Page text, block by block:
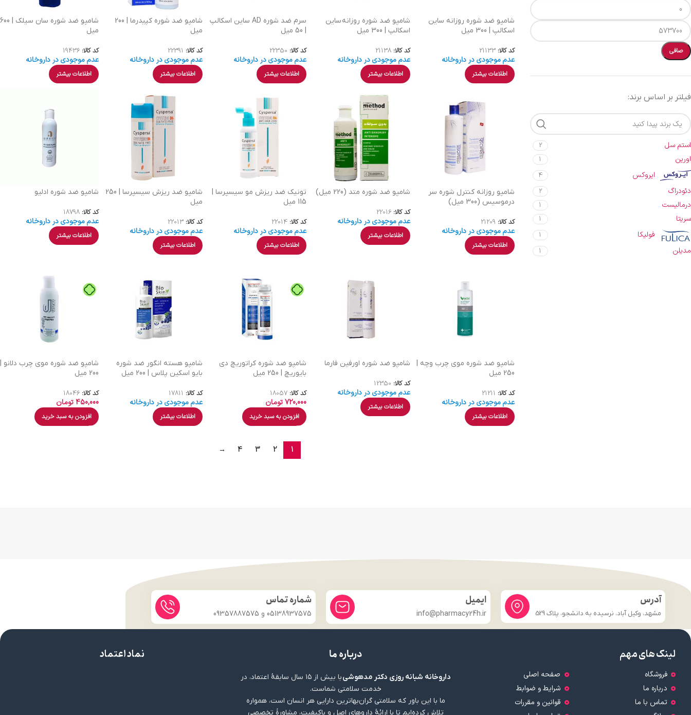
صافی
فیلتر بر اساس برند:
استم سل 2
اورین 1
ایروکس 4
دئودراگ 2
درمالیست 1
سریتا 1
فولیکا 1
مدیلن 1
شامپو ضد شوره روزانه ساین
اسکالپ | 300 میل
کد کالا:21133
عدم موجودی در داروخانه
اطلاعات بیشتر
شامپو ضد شوره روزانه ساین
اسکالپ | 300 میل
کد کالا: 21138
عدم موجودی در داروخانه
اطلاعات بیشتر
سرم ضد شوره AD ساین اسکالپ
| 50 میل
کد کالا: 22350
عدم موجودی در داروخانه
اطلاعات بیشتر
شامپو ضد شوره کپیدرما | 200
میل
کد کالا: 22391
عدم موجودی در داروخانه
اطلاعات بیشتر
شامپو ضد شوره سان سیلک | 600
میل
کد کالا: 19436
عدم موجودی در داروخانه
اطلاعات بیشتر
شامپو روزانه کنترل شوره سر
درموسیس (300 میل)
کد کالا: 21209
عدم موجودی در داروخانه
اطلاعات بیشتر
شامپو ضد شوره متد (220 میل)
کد کالا: 22016
عدم موجودی در داروخانه
اطلاعات بیشتر
تونیک ضد ریزش مو سیسپرسا |
115 میل
کد کالا: 22014
عدم موجودی در داروخانه
اطلاعات بیشتر
شامپو ضد ریزش سیسپرسا | 250
میل
کد کالا: 22013
عدم موجودی در داروخانه
اطلاعات بیشتر
شامپو ضد شوره ادلیو
کد کالا: 18798
عدم موجودی در داروخانه
اطلاعات بیشتر
شامپو ضد شوره موی چرب وچه |
250 میل
کد کالا: 21211
عدم موجودی در داروخانه
اطلاعات بیشتر
شامپو ضد شوره اورفین فارما
کد کالا: 12350
عدم موجودی در داروخانه
اطلاعات بیشتر
شامپو ضد شوره کراتوریچ دی
بایوریچ | 250 میل
کد کالا: 18057
720,000 تومان
افزودن به سبد خرید
شامپو هسته انگور ضد شوره
بایو اسکین پلاس | 200 میل
کد کالا: 17811
عدم موجودی در داروخانه
اطلاعات بیشتر
شامپو ضد شوره موی چرب دلانو |
200 میل
کد کالا: 18046
450,000تومان
افزودن به سبد خرید
1
2
3
4
→
آدرس
مشهد، وکیل آباد، نرسیده به دانشجو، پلاک 529
ایمیل
info@pharmacy24h.ir
شماره تماس
05138937575 و 09357887575
لینک های مهم
فروشگاه
درباره ما
تماس با ما
صفحه اصلی
شرایط و ضوابط
قوانین و مقررات
درباره ما
داروخانه شبانه روزی دکتر مدهوشی
با بیش از ۱۵ سال سابقهٔ اعتماد، در
خدمت سلامتی شماست.
ما با این باور که سلامتی گران‌بهاترین دارایی هر انسان است، همواره
تلاش کرده‌ایم تا با ارائهٔ داروهای اصل و باکیفیت، مشاورهٔ تخصصی
نماد اعتماد